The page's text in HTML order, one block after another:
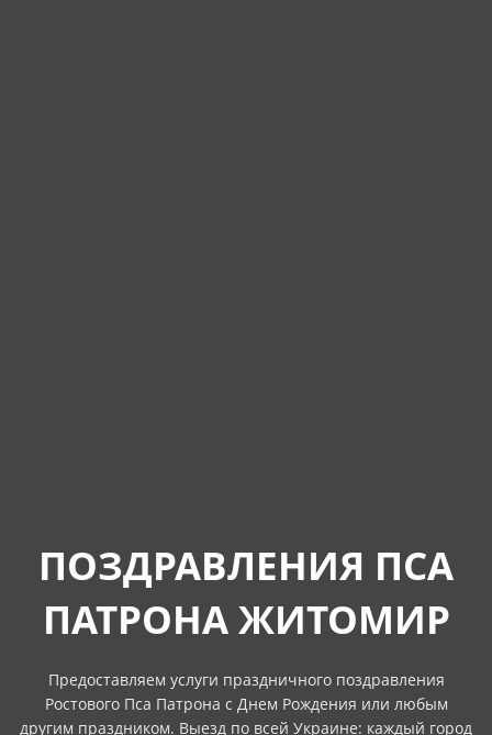
ПОЗДРАВЛЕНИЯ ПСА
ПАТРОНА ЖИТОМИР
Предоставляем услуги праздничного поздравления
Ростового Пса Патрона с Днем Рождения или любым
другим праздником. Выезд по всей Украине: каждый город